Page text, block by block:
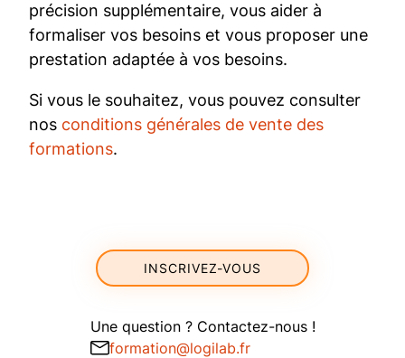
précision supplémentaire, vous aider à
formaliser vos besoins et vous proposer une
prestation adaptée à vos besoins.
Si vous le souhaitez, vous pouvez consulter
nos conditions générales de vente des
formations.
INSCRIVEZ-VOUS
Une question ? Contactez-nous !
formation@logilab.fr